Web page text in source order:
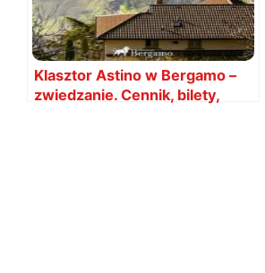
Klasztor Astino w Bergamo –
zwiedzanie. Cennik, bilety,